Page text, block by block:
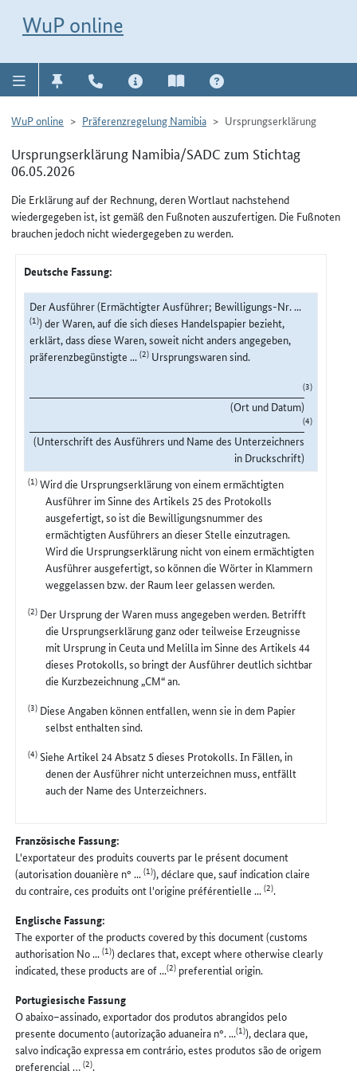
WuP online
WuP online Präferenzregelung Namibia Ursprungserklärung
Ursprungserklärung Namibia/SADC zum Stichtag
06.05.2026
Die Erklärung auf der Rechnung, deren Wortlaut nachstehend
wiedergegeben ist, ist gemäß den Fußnoten auszufertigen. Die Fußnoten
brauchen jedoch nicht wiedergegeben zu werden.
Deutsche Fassung:
Der Ausführer (Ermächtigter Ausführer; Bewilligungs-Nr. ...
(1)) der Waren, auf die sich dieses Handelspapier bezieht,
erklärt, dass diese Waren, soweit nicht anders angegeben,
präferenzbegünstigte ...(2) Ursprungswaren sind.
(3)
(Ort und Datum)
(4)
(Unterschrift des Ausführers und Name des Unterzeichners
in Druckschrift)
(1)Wird die Ursprungserklärung von einem ermächtigten
Ausführer im Sinne des Artikels 25 des Protokolls
ausgefertigt, so ist die Bewilligungsnummer des
ermächtigten Ausführers an dieser Stelle einzutragen.
Wird die Ursprungserklärung nicht von einem ermächtigten
Ausführer ausgefertigt, so können die Wörter in Klammern
weggelassen bzw. der Raum leer gelassen werden.
(2) Der Ursprung der Waren muss angegeben werden. Betrifft
die Ursprungserklärung ganz oder teilweise Erzeugnisse
mit Ursprung in Ceuta und Melilla im Sinne des Artikels 44
dieses Protokolls, so bringt der Ausführer deutlich sichtbar
die Kurzbezeichnung „CM“ an.
(3) Diese Angaben können entfallen, wenn sie in dem Papier
selbst enthalten sind.
(4)Siehe Artikel 24 Absatz 5 dieses Protokolls. In Fällen, in
denen der Ausführer nicht unterzeichnen muss, entfällt
auch der Name des Unterzeichners.
Französische Fassung:
L'exportateur des produits couverts par le présent document
(autorisation douanière n° ...(1)), déclare que, sauf indication claire
du contraire, ces produits ont l'origine préférentielle ...(2).
Englische Fassung:
The exporter of the products covered by this document (customs
authorisation No ...(1)) declares that, except where otherwise clearly
indicated, these products are of ...(2) preferential origin.
Portugiesische Fassung
O abaixo–assinado, exportador dos produtos abrangidos pelo
presente documento (autorização aduaneira n°. ...(1)), declara que,
salvo indicação expressa em contrário, estes produtos são de origem
preferencial …(2).